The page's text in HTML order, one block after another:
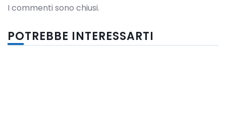
I commenti sono chiusi.
POTREBBE INTERESSARTI